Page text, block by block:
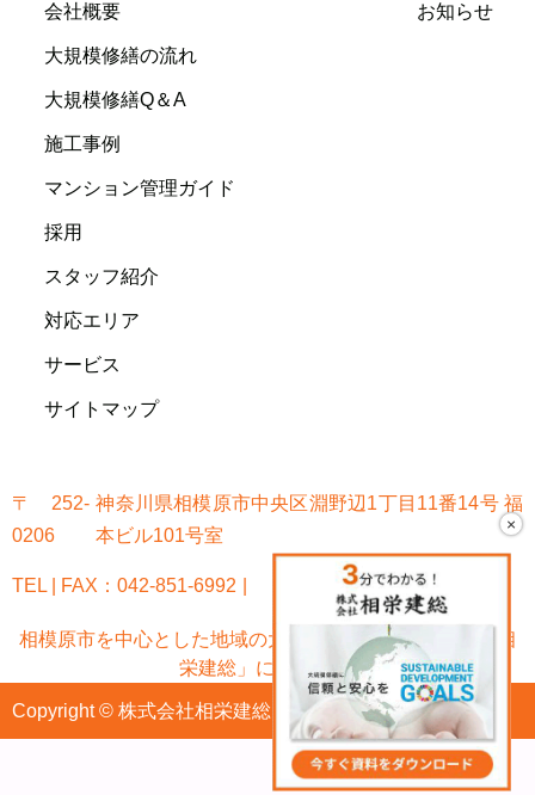
×
会社概要
大規模修繕の流れ
大規模修繕Q＆A
施工事例
マンション管理ガイド
採用
スタッフ紹介
対応エリア
サービス
サイトマップ
お知らせ
〒252-
0206
神奈川県相模原市中央区淵野辺1丁目11番14号 福
本ビル101号室
TEL | FAX：042-851-6992
相模原市を中心とした地域の大規模修繕なら「株式会社相
栄建総」におまかせ!
Copyright © 株式会社相栄建総 All Rights Reserved.